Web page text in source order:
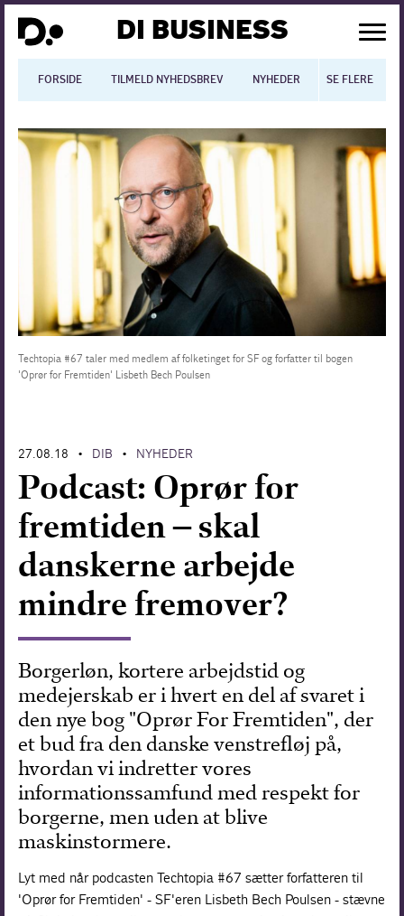
DI BUSINESS
FORSIDE TILMELD NYHEDSBREV NYHEDER BLOGS
SE FLERE
Dansk økonomi
Digitalisering
International økonomi
Arbejdsmiljø
Arbejdsmarkedet
Uddannelse
Techtopia #67 taler med medlem af folketinget for SF og forfatter til bogen
'Oprør for Fremtiden' Lisbeth Bech Poulsen
27.08.18 • DIB • NYHEDER
Podcast: Oprør for
fremtiden – skal
danskerne arbejde
mindre fremover?
Borgerløn, kortere arbejdstid og
medejerskab er i hvert en del af svaret i
den nye bog "Oprør For Fremtiden", der
et bud fra den danske venstrefløj på,
hvordan vi indretter vores
informationssamfund med respekt for
borgerne, men uden at blive
maskinstormere.
Lyt med når podcasten Techtopia #67 sætter forfatteren til
'Oprør for Fremtiden' - SF'eren Lisbeth Bech Poulsen - stævne